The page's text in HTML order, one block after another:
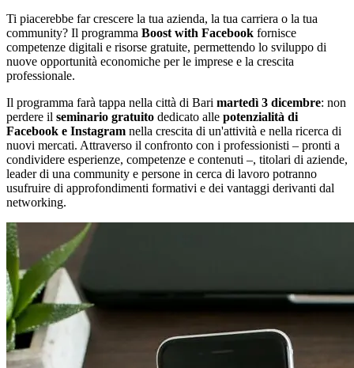
Ti piacerebbe far crescere la tua azienda, la tua carriera o la tua
community? Il programma Boost with Facebook fornisce
competenze digitali e risorse gratuite, permettendo lo sviluppo di
nuove opportunità economiche per le imprese e la crescita
professionale.
Il programma farà tappa nella città di Bari martedì 3 dicembre: non
perdere il seminario gratuito dedicato alle potenzialità di
Facebook e Instagram nella crescita di un'attività e nella ricerca di
nuovi mercati. Attraverso il confronto con i professionisti – pronti a
condividere esperienze, competenze e contenuti –, titolari di aziende,
leader di una community e persone in cerca di lavoro potranno
usufruire di approfondimenti formativi e dei vantaggi derivanti dal
networking.